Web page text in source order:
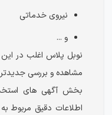
نیروی خدماتی
و ...
نوبل پلاس اغلب در
مشاهده و بررسی
بخش آگهی های
اطلاعات دقیق مربوط